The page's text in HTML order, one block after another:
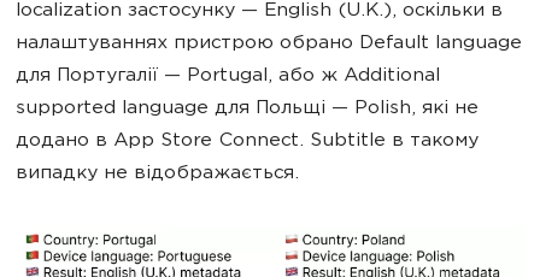
localization застосунку — English (U.K.), оскільки в
налаштуваннях пристрою обрано Default language
для Португалії — Portugal, або ж Additional
supported language для Польщі — Polish, які не
додано в App Store Connect. Subtitle в такому
випадку не відображається.